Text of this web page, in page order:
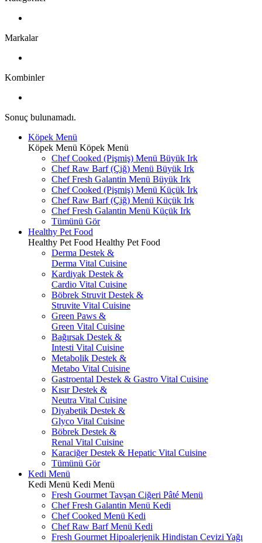
Markalar
Kombinler
Sonuç bulunamadı.
Köpek Menü
Köpek Menü Köpek Menü
Chef Cooked (Pişmiş) Menü Büyük Irk
Chef Raw Barf (Çiğ) Menü Büyük Irk
Chef Fresh Galantin Menü Büyük Irk
Chef Cooked (Pişmiş) Menü Küçük Irk
Chef Raw Barf (Çiğ) Menü Küçük Irk
Chef Fresh Galantin Menü Küçük Irk
Tümünü Gör
Healthy Pet Food
Healthy Pet Food Healthy Pet Food
Derma Destek &
Derma Vital Cuisine
Kardiyak Destek &
Cardio Vital Cuisine
Böbrek Struvit Destek &
Struvite Vital Cuisine
Green Paws &
Green Vital Cuisine
Bağırsak Destek &
Intesti Vital Cuisine
Metabolik Destek &
Metabo Vital Cuisine
Gastroental Destek & Gastro Vital Cuisine
Kısır Destek &
Neutra Vital Cuisine
Diyabetik Destek &
Glyco Vital Cuisine
Böbrek Destek &
Renal Vital Cuisine
Karaciğer Destek & Hepatic Vital Cuisine
Tümünü Gör
Kedi Menü
Kedi Menü Kedi Menü
Fresh Gourmet Tavşan Ciğeri Pâté Menü
Chef Fresh Galantin Menü Kedi
Chef Cooked Menü Kedi
Chef Raw Barf Menü Kedi
Fresh Gourmet Hipoalerjenik Hindistan Cevizi Yağı